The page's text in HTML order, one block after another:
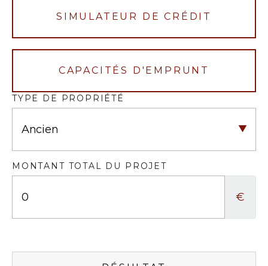
SIMULATEUR DE CRÉDIT
CAPACITÉS D'EMPRUNT